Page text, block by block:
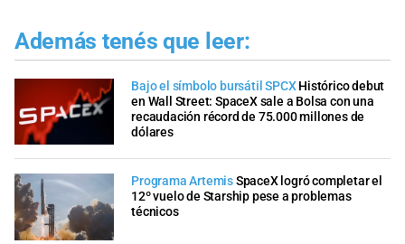
Además tenés que leer:
Bajo el símbolo bursátil SPCX Histórico debut
en Wall Street: SpaceX sale a Bolsa con una
recaudación récord de 75.000 millones de
dólares
Programa ArtemisSpaceX logró completar el
12º vuelo de Starship pese a problemas
técnicos